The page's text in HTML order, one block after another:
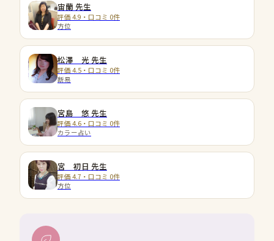
宙蘭 先生
評価 4.9・口コミ 0件
方位
松澤 光 先生
評価 4.5・口コミ 0件
断易
宮島 悠 先生
評価 4.6・口コミ 0件
カラー占い
宮 初日 先生
評価 4.7・口コミ 0件
方位